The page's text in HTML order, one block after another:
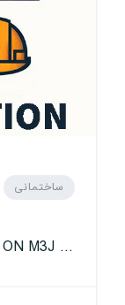
ساختمانی
1010 Finch Ave W, North York, ON M3J 2C7, Canada